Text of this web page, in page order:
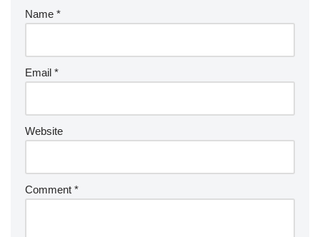
Name *
Email *
Website
Comment *